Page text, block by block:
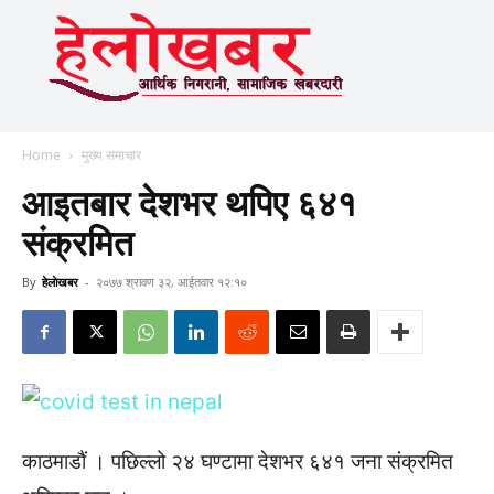
Home मुख्य समाचार
आइतबार देशभर थपिए ६४१
संक्रमित
By हेलाेखबर - २०७७ श्रावण ३२, आईतवार १२:१०
काठमाडौं । पछिल्लो २४ घण्टामा देशभर ६४१ जना संक्रमित